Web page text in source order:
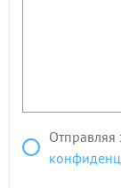
Отправляя